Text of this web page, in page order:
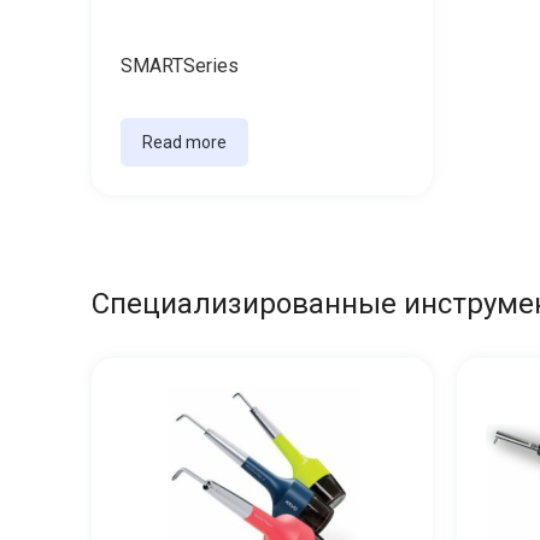
SMARTSeries
Read more
Специализированные